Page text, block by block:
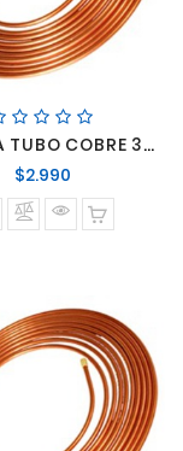
CAÑERIA TUBO COBRE 3/16
$2.990Precio
normal